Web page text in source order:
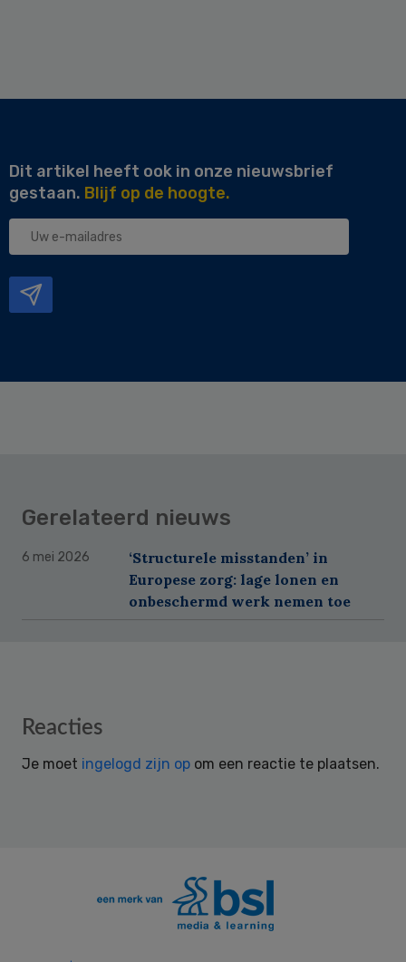
Dit artikel heeft ook in onze nieuwsbrief
gestaan. Blijf op de hoogte.
Uw
Gerelateerd nieuws
6 mei 2026
‘Structurele misstanden’ in
Europese zorg: lage lonen en
onbeschermd werk nemen toe
Reader
Reacties
Je moet ingelogd zijn op om een reactie te plaatsen.